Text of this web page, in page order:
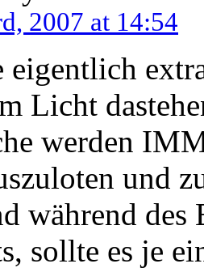
2007 at 14:54
eigentlich
Licht
werden
und
während des
sollte es je